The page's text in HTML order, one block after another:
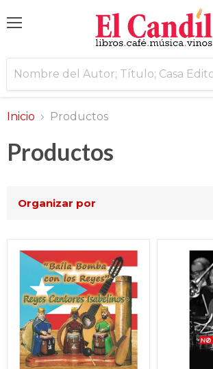
Inicio Productos
Productos
Organizar por